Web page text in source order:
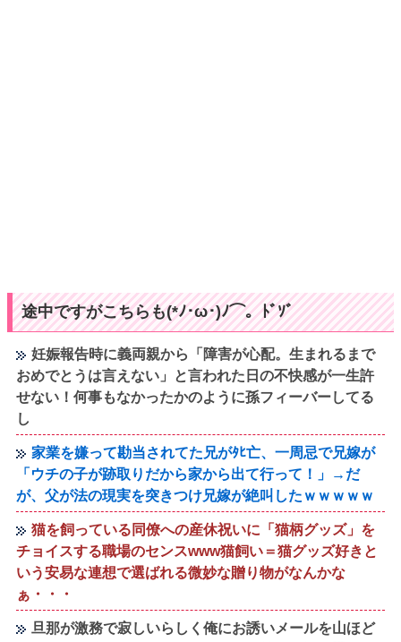
途中ですがこちらも(*ﾉ･ω･)ﾉ⌒。ﾄﾞｿﾞ
妊娠報告時に義両親から「障害が心配。生まれるまで
おめでとうは言えない」と言われた日の不快感が一生許
せない！何事もなかったかのように孫フィーバーしてる
し
家業を嫌って勘当されてた兄がﾀﾋ亡、一周忌で兄嫁が
「ウチの子が跡取りだから家から出て行って！」→だ
が、父が法の現実を突きつけ兄嫁が絶叫したｗｗｗｗｗ
猫を飼っている同僚への産休祝いに「猫柄グッズ」を
チョイスする職場のセンスwww猫飼い＝猫グッズ好きと
いう安易な連想で選ばれる微妙な贈り物がなんかな
ぁ・・・
旦那が激務で寂しいらしく俺にお誘いメールを山ほど